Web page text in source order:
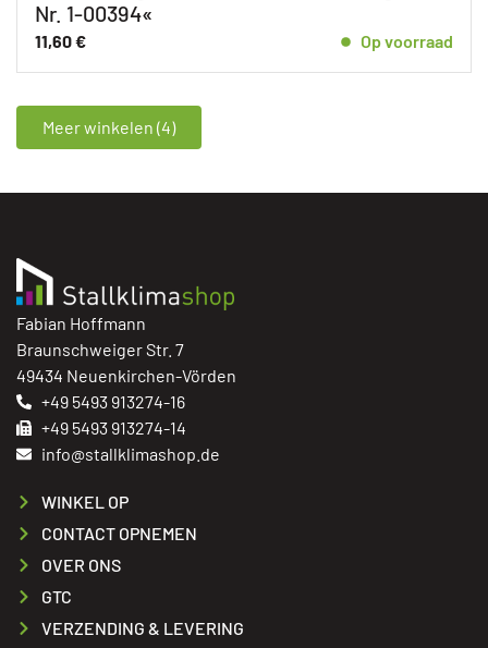
Nr. 1-00394«
11,60€ Op voorraad
Meer winkelen (4)
Fabian Hoffmann
Braunschweiger Str. 7
49434 Neuenkirchen-Vörden
+49 5493 913274-16
+49 5493 913274-14
info@stallklimashop.de
WINKEL OP
CONTACT OPNEMEN
OVER ONS
GTC
VERZENDING & LEVERING